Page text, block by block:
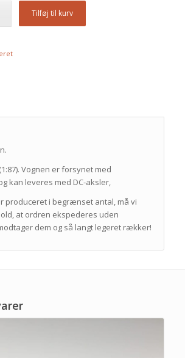
Tilføj til kurv
Vognen er forsynet med
kan leveres med DC-aksler,
produceret i begrænset antal, må vi
at ordren ekspederes uden
dem og så langt legeret rækker!